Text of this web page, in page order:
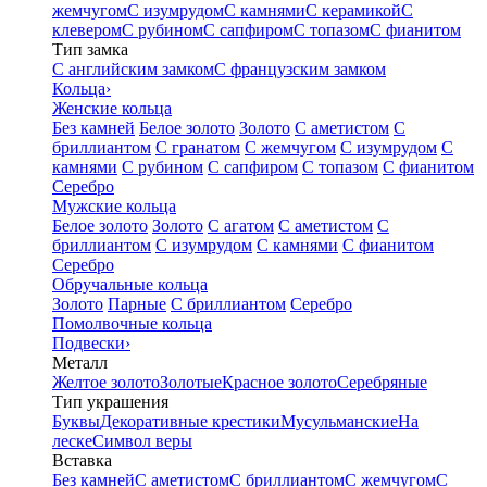
жемчугомС изумрудомС камнямиС керамикойС
клеверомС рубиномС сапфиромС топазомС фианитом
Тип замка
С английским замкомС французским замком
Кольца›
Женские кольца
Без камней Белое золото Золото С аметистом С
бриллиантом С гранатом С жемчугом С изумрудом С
камнями С рубином С сапфиром С топазом С фианитом
Серебро
Мужские кольца
Белое золото Золото С агатом С аметистом С
бриллиантом С изумрудом С камнями С фианитом
Серебро
Обручальные кольца
Золото Парные С бриллиантом Серебро
Помолвочные кольца
Подвески›
Металл
Желтое золотоЗолотыеКрасное золотоСеребряные
Тип украшения
БуквыДекоративные крестикиМусульманскиеНа
лескеСимвол веры
Вставка
Без камнейС аметистомС бриллиантомС жемчугомС